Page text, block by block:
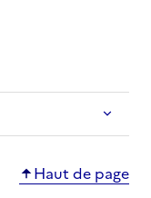
Haut de page